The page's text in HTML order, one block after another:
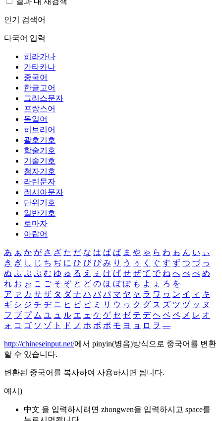
인기 검색어
다국어 입력
히라가나
가타카나
중국어
한글고어
그리스문자
프랑스어
독일어
히브리어
괄호기호
학술기호
기술기호
첨자기호
라틴문자
러시아문자
단위기호
일반기호
로마자
아랍어
あ ぁ か が さ ざ た だ な は ば ぱ ま や ゃ ら わ ゎ ん い ぃ
き ぎ し じ ち ぢ に ひ び ぴ み り う ぅ く ぐ す ず つ づ っ
ぬ ふ ぶ ぷ む ゆ ゅ る え ぇ け げ せ ぜ て で ね へ べ ぺ め
れ お ぉ こ ご そ ぞ と ど の ほ ぼ ぽ も よ ょ ろ を
ア ァ カ サ ザ タ ダ ナ ハ バ パ マ ヤ ャ ラ ワ ヮ ン イ ィ キ
ギ シ ジ チ ヂ ニ ヒ ビ ピ ミ リ ウ ゥ ク グ ス ズ ツ ヅ ッ ヌ
フ ブ プ ム ユ ュ ル エ ェ ケ ゲ セ ゼ テ デ ヘ ベ ペ メ レ オ
ォ コ ゴ ソ ゾ ト ド ノ ホ ボ ポ モ ヨ ョ ロ ヲ ―
http://chineseinput.net/에서 pinyin(병음)방식으로 중국어를 변환
할 수 있습니다.
변환된 중국어를 복사하여 사용하시면 됩니다.
예시)
中文 을 입력하시려면 zhongwen을 입력하시고 space를